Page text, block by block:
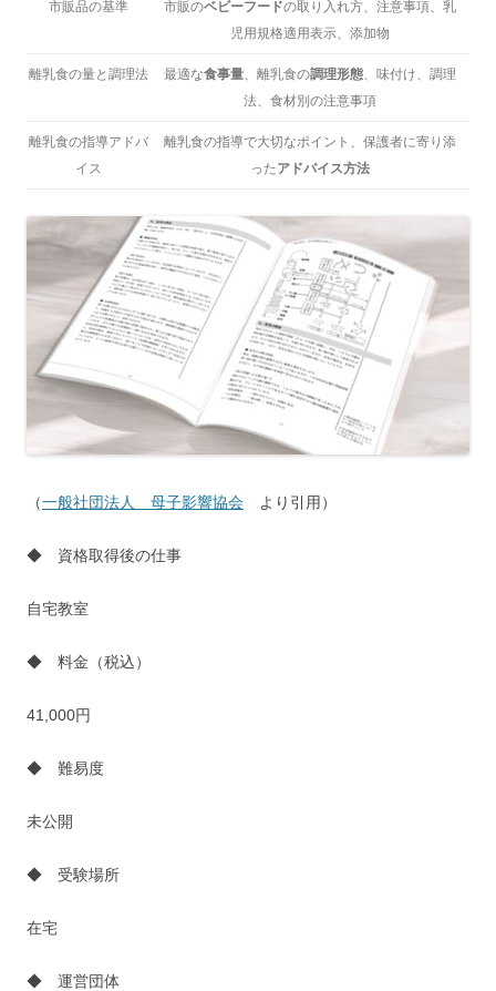
市販品の基準 市販のベビーフードの取り入れ方、注意事項、乳
児用規格適用表示、添加物
離乳食の量と調理法 最適な食事量 、離乳食の調理形態 、味付け、調理
法、食材別の注意事項
離乳食の指導アドバ
イス
離乳食の指導で大切なポイント、保護者に寄り添
ったアドバイス方法
（一般社団法人 母子影響協会 より引用）
◆ 資格取得後の仕事
自宅教室
◆ 料金（税込）
41,000円
◆ 難易度
未公開
◆ 受験場所
在宅
◆ 運営団体